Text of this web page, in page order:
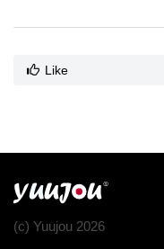
Like
(c) Yuujou 2026